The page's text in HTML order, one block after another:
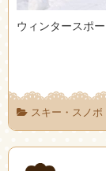
ウィンタースポ
スキー・スノボ